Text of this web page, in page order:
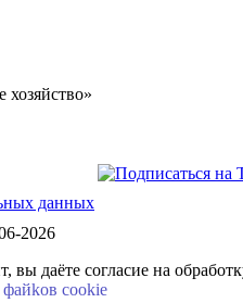
данных
2026
вы даёте согласие на
cookie